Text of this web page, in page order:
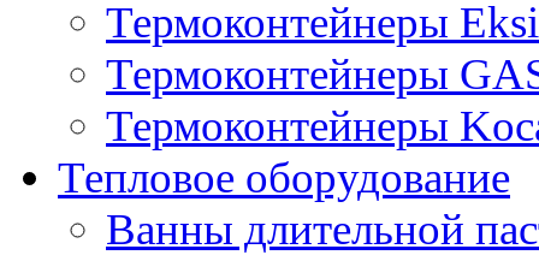
Термоконтейнеры Eksi
Термоконтейнеры
Термоконтейнеры
Тепловое оборудование
Ванны длительной